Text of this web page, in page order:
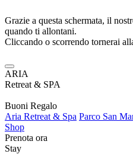
Grazie a questa schermata, il
quando ti allontani.
Cliccando o scorrendo tornerai
ARIA
Retreat & SPA
Buoni Regalo
Aria Retreat & Spa Parco San
Shop
Prenota ora
Stay